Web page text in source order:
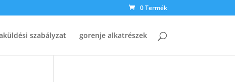
0 Termék
szabályzat gorenje alkatrészek